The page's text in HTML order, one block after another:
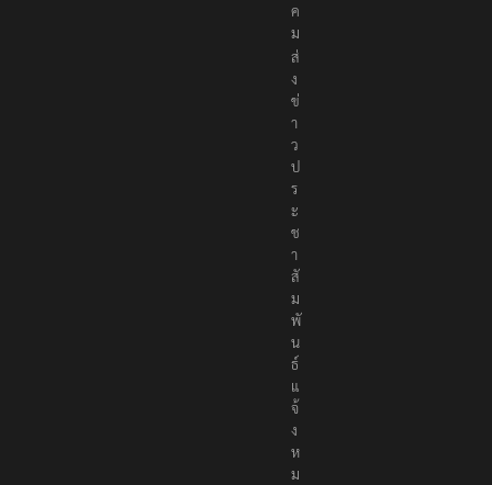
ค
ม
ส่
ง
ข่
า
ว
ป
ร
ะ
ช
า
สั
ม
พั
น
ธ์
แ
จ้
ง
ห
ม